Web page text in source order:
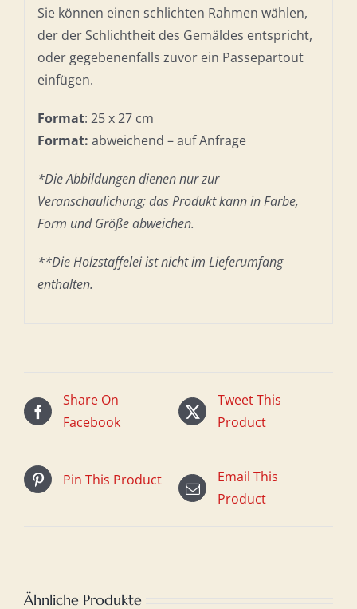
Sie können einen schlichten Rahmen wählen,
der der Schlichtheit des Gemäldes entspricht,
oder gegebenenfalls zuvor ein Passepartout
einfügen.
Format: 25 x 27 cm
Format: abweichend – auf Anfrage
*Die Abbildungen dienen nur zur
Veranschaulichung; das Produkt kann in Farbe,
Form und Größe abweichen.
**Die Holzstaffelei ist nicht im Lieferumfang
enthalten.
Share On
Facebook
Tweet This
Product
Pin This Product
Email This
Product
Ähnliche Produkte